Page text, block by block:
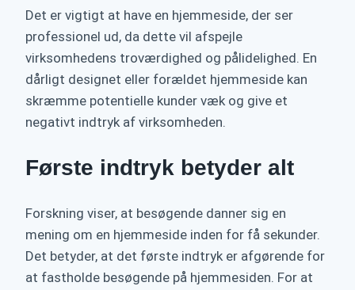
Det er vigtigt at have en hjemmeside, der ser
professionel ud, da dette vil afspejle
virksomhedens troværdighed og pålidelighed. En
dårligt designet eller forældet hjemmeside kan
skræmme potentielle kunder væk og give et
negativt indtryk af virksomheden.
Første indtryk betyder alt
Forskning viser, at besøgende danner sig en
mening om en hjemmeside inden for få sekunder.
Det betyder, at det første indtryk er afgørende for
at fastholde besøgende på hjemmesiden. For at